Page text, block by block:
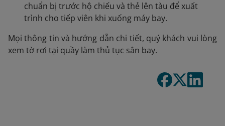
chuẩn bị trước hộ chiếu và thẻ lên tàu để xuất
trình cho tiếp viên khi xuống máy bay.
Mọi thông tin và hướng dẫn chi tiết, quý khách vui lòng
xem tờ rơi tại quầy làm thủ tục sân bay.